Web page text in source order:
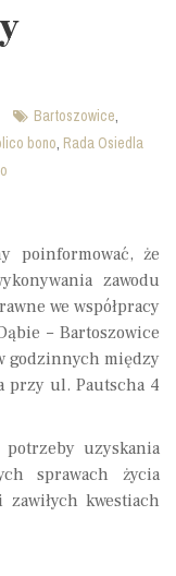
Bartoszowice,
bono, Rada Osiedla
poinformować, że
zawodu
we współpracy
– Bartoszowice
godzinnych między
przy ul. Pautscha 4
uzyskania
sprawach życia
kwestiach